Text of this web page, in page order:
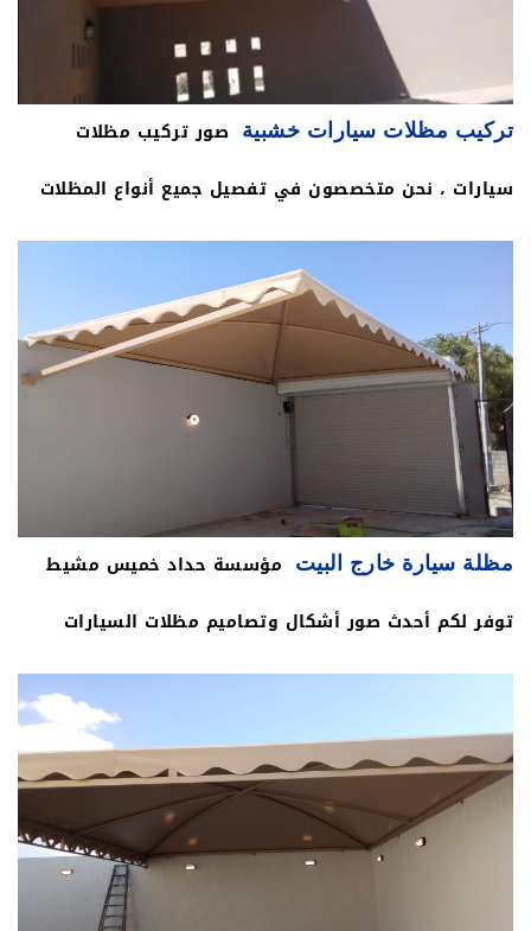
جزئي أو كلي. مظلات السيارات تتوفر بألوان وتصاميم
مختلفة .
وتوجد أنواع عديدة لمظلات السيارات من حيث خامة
التصنيع عالي الجودة حيث يتم استخدام قماش بي في سي
القماش على الإطلاق ، ويتم اعتماده بشكل كبير في
تغطية العديد من الأماكن ومنها مواقف السيارات وساحات
المدارس وأماكن الاستراحات وأسطح المنازل والفلل
وغيرها من الأماكن .
تركيب مظلات سيارات خشبية
صور تركيب مظلات
سيارات ، نحن متخصصون في تفصيل جميع أنواع المظلات
بأنواعها ومنها المظلة الخشبية التي تمتاز بالفخامة
والرقي في الشكل نقدمها لكم بالجودة والضمان ، ونوفر
مظلة خشبية أيضا للحدائق ، تركيب مظلات خشبية
للبلكونات واسطح البيوت والفلل وغير ذلك ننفذ جميع
أعمالنا تحت إشراف فريق عمل ذو كفاءة عالية لتقديم
الخدة للعميل كما هو مطلوب وبالشكل الرائع ، أسعارنا
مظلة سيارة خارج البيت
مؤسسة حداد خميس مشيط
توفر لكم أحدث صور أشكال وتصاميم مظلات السيارات
بمواصفات ومقاييس عالمية لحماية السيارات من الأمطار
وأشعة الشمس ، نقدم على العملاء جميع الأنواع والأشكال
فقط عليه الاختيار الأفضل من بينهم والذي يلبي طلباته
وكل ذلك بأفضل سعر .